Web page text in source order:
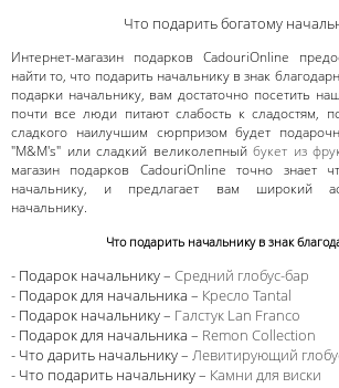
Что подарить богатому
Интернет-магазин подарков CadouriOnline
найти то, что подарить начальнику в знак
подарки начальнику, вам достаточно посетить
почти все люди питают слабость к сладостям,
сладкого наилучшим сюрпризом будет
"M&M's" или сладкий великолепныйбукет из
магазин подарков CadouriOnline точно знает
начальнику, и предлагает вам широкий
начальнику.
Что подарить начальнику в знак
- Подарок начальнику – Средний глобус-бар
- Подарок для начальника – Кресло Tantal
- Подарок начальнику – Галстук Lan Franco
- Подарок для начальника – Remon Collection
- Что дарить начальнику – Левитирующий
- Что подарить начальнику – Камни для виски